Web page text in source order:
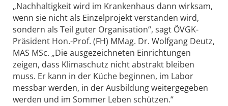
„Nachhaltigkeit wird im Krankenhaus dann wirksam,
wenn sie nicht als Einzelprojekt verstanden wird,
sondern als Teil guter Organisation“, sagt ÖVGK-
Präsident Hon.-Prof. (FH) MMag. Dr. Wolfgang Deutz,
MAS MSc. „Die ausgezeichneten Einrichtungen
zeigen, dass Klimaschutz nicht abstrakt bleiben
muss. Er kann in der Küche beginnen, im Labor
messbar werden, in der Ausbildung weitergegeben
werden und im Sommer Leben schützen.“